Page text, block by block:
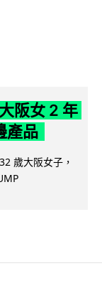
阪女 2 年
產品
歲大阪女子，